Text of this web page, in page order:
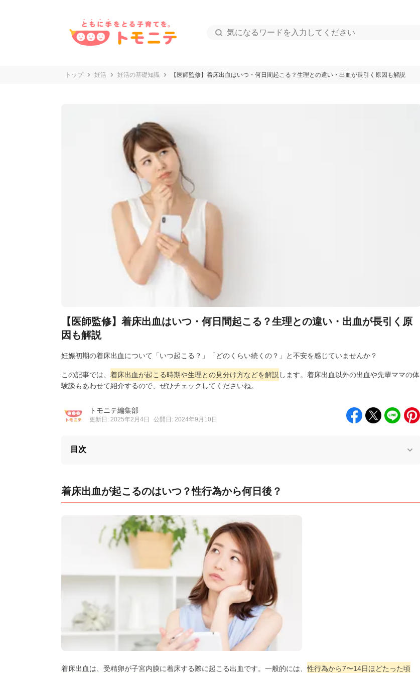
トップ 妊活 妊活の基礎知識 【医師監修】着床出血はいつ・何日間起こる？生理との違い・出血が長引く原因も解説
【医師監修】着床出血はいつ・何日間起こる？生理との違い・出血が長引く原
因も解説
妊娠初期の着床出血について「いつ起こる？」「どのくらい続くの？」と不安を感じていませんか？
この記事では、 着床出血が起こる時期や生理との見分け方などを解説 します。着床出血以外の出血や先輩ママの体
験談もあわせて紹介するので、ぜひチェックしてくださいね。
トモニテ編集部
更新日: 2025年2月4日 公開日: 2024年9月10日
目次
着床出血が起こるのはいつ？性行為から何日後？
着床出血は、受精卵が子宮内膜に着床する際に起こる出血です。一般的には、性行為から7〜14日ほどたった頃